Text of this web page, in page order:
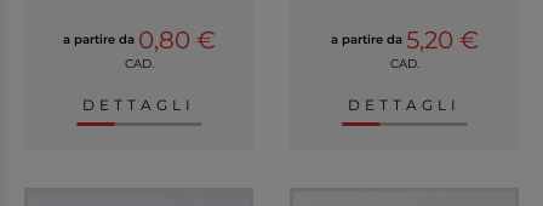
a partire da 0,80 €
CAD.
DETTAGLI
a partire da 5,20 €
CAD.
DETTAGLI